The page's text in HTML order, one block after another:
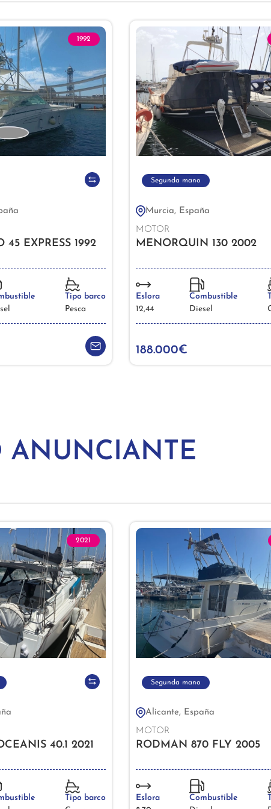
1992
45 EXPRESS 1992
Tipo barco
Pesca
Segunda mano
Murcia, España
MOTOR
MENORQUIN 130 2002
Eslora
12,44
Combustible
Diesel
188.000€
ANUNCIANTE
2021
40.1 2021
Tipo barco
Segunda mano
Alicante, España
MOTOR
RODMAN 870 FLY 2005
Eslora
Combustible